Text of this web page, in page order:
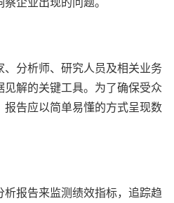
分析师、研究人员及相关业务
解的关键工具。为了确保受众
告应以简单易懂的方式呈现数
报告来监测绩效指标，追踪趋